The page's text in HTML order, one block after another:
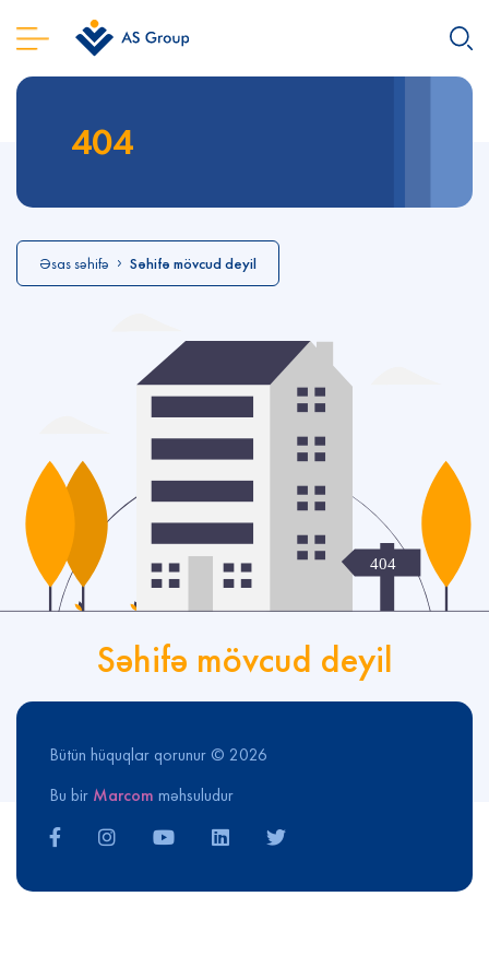
404
Əsas səhifə Səhifə mövcud deyil
Səhifə mövcud deyil
Bütün hüquqlar qorunur © 2026
Bu bir Marcom məhsuludur